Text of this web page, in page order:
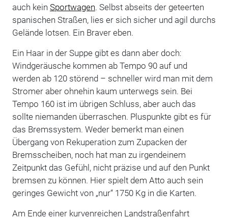
auch kein Sportwagen. Selbst abseits der geteerten
spanischen Straßen, lies er sich sicher und agil durchs
Gelände lotsen. Ein Braver eben.
Ein Haar in der Suppe gibt es dann aber doch:
Windgeräusche kommen ab Tempo 90 auf und
werden ab 120 störend – schneller wird man mit dem
Stromer aber ohnehin kaum unterwegs sein. Bei
Tempo 160 ist im übrigen Schluss, aber auch das
sollte niemanden überraschen. Pluspunkte gibt es für
das Bremssystem. Weder bemerkt man einen
Übergang von Rekuperation zum Zupacken der
Bremsscheiben, noch hat man zu irgendeinem
Zeitpunkt das Gefühl, nicht präzise und auf den Punkt
bremsen zu können. Hier spielt dem Atto auch sein
geringes Gewicht von „nur“ 1750 Kg in die Karten.
Am Ende einer kurvenreichen Landstraßenfahrt